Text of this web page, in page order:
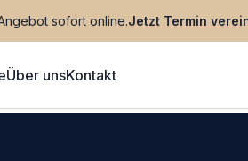
sofort online.Jetzt Termin
Über unsKontakt